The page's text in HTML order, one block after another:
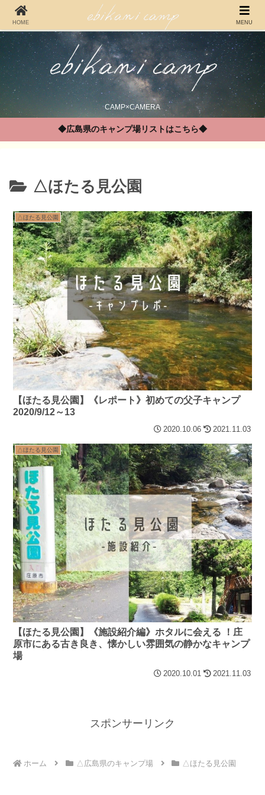
CAMP×CAMERA
◆広島県のキャンプ場リストはこちら◆
△ほたる見公園
△ほたる見公園
【ほたる見公園】《レポート》初めての父子キャンプ
2020/9/12～13
2020.10.06 2021.11.03
△ほたる見公園
【ほたる見公園】《施設紹介編》ホタルに会える ！庄
原市にある古き良き、懐かしい雰囲気の静かなキャンプ
場
2020.10.01 2021.11.03
スポンサーリンク
ホーム △広島県のキャンプ場 △ほたる見公園
HOME MENU